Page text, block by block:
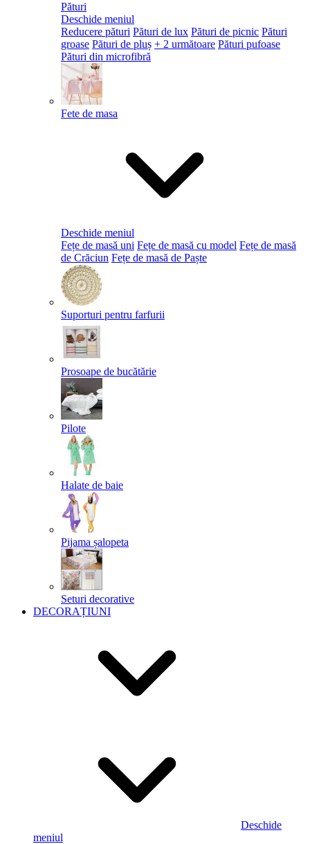
Pături
Deschide meniul
Reducere pături Pături de lux Pături de picnic Pături
groase Pături de pluș + 2 următoare Pături pufoase
Pături din microfibră
Fete de masa
Deschide meniul
Fețe de masă uni Fețe de masă cu model Fețe de masă
de Crăciun Fețe de masă de Paște​
Suporturi pentru farfurii
Prosoape de bucătărie
Pilote
Halate de baie
Pijama șalopeta
Seturi decorative
DECORAȚIUNI
Deschide
meniul